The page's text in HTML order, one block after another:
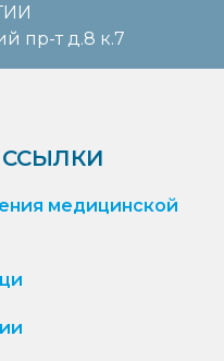
пр-т д.8 к.7
медицинской